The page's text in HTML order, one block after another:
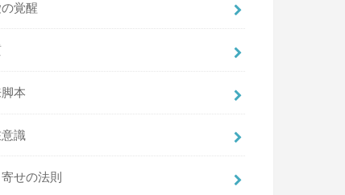
覚醒
本
識
せの法則